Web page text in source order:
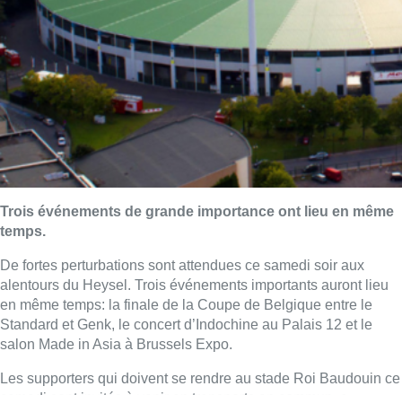
Trois événements de grande importance ont lieu en même
temps.
De fortes perturbations sont attendues ce samedi soir aux
alentours du Heysel. Trois événements importants auront lieu
en même temps: la finale de la Coupe de Belgique entre le
Standard et Genk, le concert d’Indochine au Palais 12 et le
salon Made in Asia à Brussels Expo.
Les supporters qui doivent se rendre au stade Roi Baudouin ce